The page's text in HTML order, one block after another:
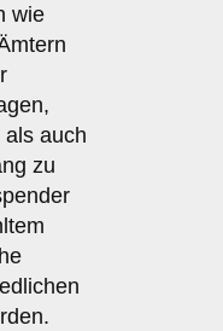
wie
auch
zu